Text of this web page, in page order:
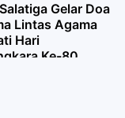
Gelar Doa
Lintas Agama
Hari
Ke-80,